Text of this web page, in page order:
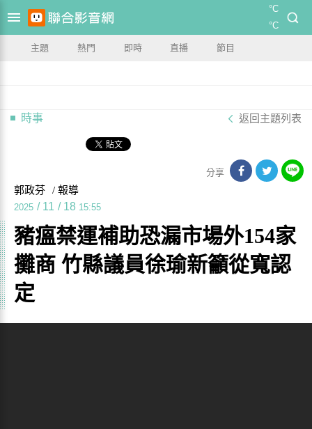
°C
°C
主題 熱門 即時 直播 節目
時事 返回主題列表
分享
郭政芬 / 報導
2025 / 11 / 18 15:55
豬瘟禁運補助恐漏市場外154家
攤商 竹縣議員徐瑜新籲從寬認
定